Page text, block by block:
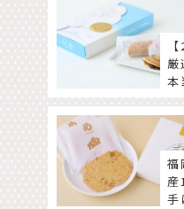
厳
本
福
産
手